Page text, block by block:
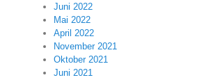
Juni 2022
Mai 2022
April 2022
November 2021
Oktober 2021
Juni 2021